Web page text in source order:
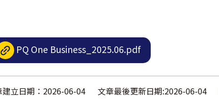
PQ One Business_2025.06.pdf
建立日期：2026-06-04 文章最後更新日期:2026-06-04